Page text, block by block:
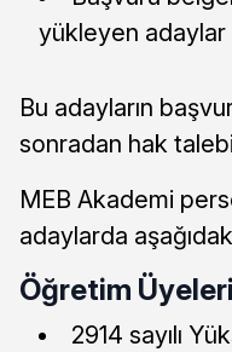
yükleyen adaylar
Bu adayların
sonradan hak
MEB Akademi
adaylarda
Öğretim
2914 sayılı